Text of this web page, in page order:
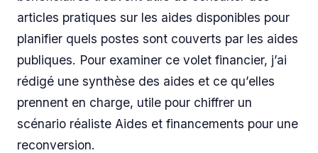
articles pratiques sur les aides disponibles pour
planifier quels postes sont couverts par les aides
publiques. Pour examiner ce volet financier, j’ai
rédigé une synthèse des aides et ce qu’elles
prennent en charge, utile pour chiffrer un
scénario réaliste Aides et financements pour une
reconversion.